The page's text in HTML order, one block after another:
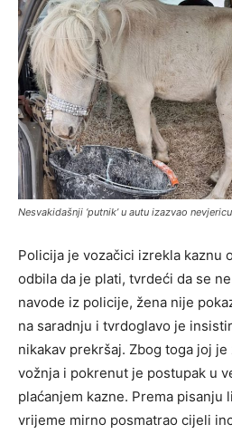
Nesvakidašnji ‘putnik’ u autu izazvao
Policija je vozačici izrekla kaznu
odbila da je plati, tvrdeći da se
navode iz policije, žena nije
na saradnju i tvrdoglavo je
nikakav prekršaj. Zbog toga joj
vožnja i pokrenut je postupak u
plaćanjem kazne. Prema pisanju
vrijeme mirno posmatrao cijeli